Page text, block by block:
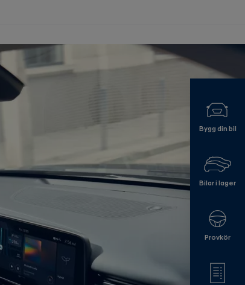
Bygg din bil
Bilar i lager
Provkör